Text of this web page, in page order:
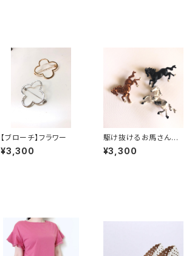
【ブローチ】フラワー
¥3,300
駆け抜けるお馬さんブ
ローチ
¥3,300